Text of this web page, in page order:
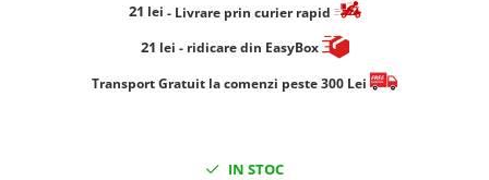
21 lei - Livrare prin curier rapid
21 lei - ridicare din EasyBox
​​​​​​Transport Gratuit la comenzi peste 300 Lei
IN STOC